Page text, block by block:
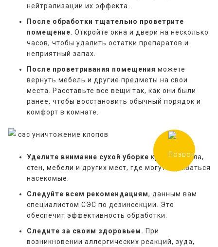
нейтрализации их эффекта.
После обработки тщательно проветрите
помещение . Откройте окна и двери на несколько
часов, чтобы удалить остатки препаратов и
неприятный запах.
После проветривания помещения можете
вернуть мебель и другие предметы на свои
места. Расставьте все вещи так, как они были
ранее, чтобы восстановить обычный порядок и
комфорт в комнате.
Уделите внимание сухой уборке кровати, пола,
стен, мебели и других мест, где могут скрываться
насекомые.
Следуйте всем рекомендациям, данным вам
специалистом СЭС по дезинсекции. Это
обеспечит эффективность обработки.
Следите за своим здоровьем. При
возникновении аллергических реакций, зуда,